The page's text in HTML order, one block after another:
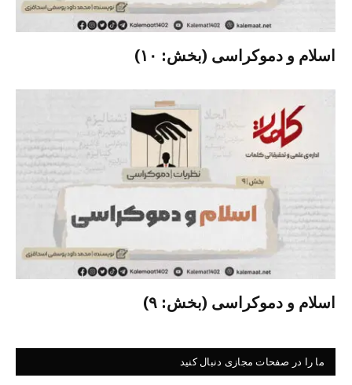
اسلام و دموکراسی (بخش: ۱۰)
اسلام و دموکراسی (بخش: ۹)
ما را در صفحات مجازی دنبال کنید